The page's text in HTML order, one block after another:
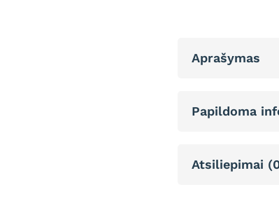
Aprašymas
Papildoma
Atsiliepimai